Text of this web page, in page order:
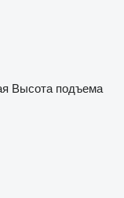
Высота подъема